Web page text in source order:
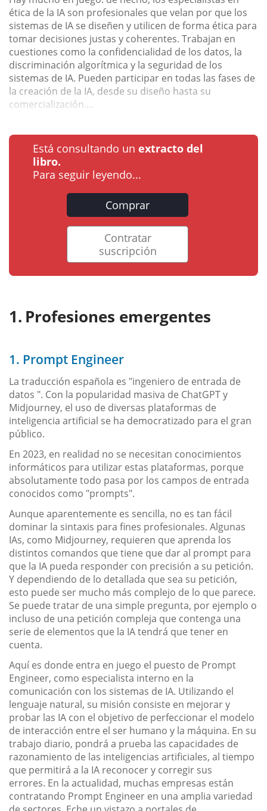
ética de la IA son profesionales que velan por que los
sistemas de IA se diseñen y utilicen de forma ética para
tomar decisiones justas y coherentes. Trabajan en
cuestiones como la confidencialidad de los datos, la
discriminación algorítmica y la seguridad de los
sistemas de IA. Pueden participar en todas las fases de
la creación de la IA, desde su diseño hasta su
comercialización....
Está consultando un extracto del
libro.
Para seguir leyendo...
Comprar
Contratar
suscripción
Profesiones emergentes
1. Prompt Engineer
La traducción española es "ingeniero de entrada de
datos ". Con la popularidad masiva de ChatGPT y
Midjourney, el uso de diversas plataformas de
inteligencia artificial se ha democratizado para el gran
público.
En 2023, en realidad no se necesitan conocimientos
informáticos para utilizar estas plataformas, porque
absolutamente todo pasa por los campos de entrada
conocidos como "prompts".
Aunque aparentemente es sencilla, no es tan fácil
dominar la sintaxis para fines profesionales. Algunas
IAs, como Midjourney, requieren que aprenda los
distintos comandos que tiene que dar al prompt para
que la IA pueda responder con precisión a su petición.
Y dependiendo de lo detallada que sea su petición,
esto puede ser mucho más complejo de lo que parece.
Se puede tratar de una simple pregunta, por ejemplo o
incluso de una petición compleja que contenga una
serie de elementos que la IA tendrá que tener en
cuenta.
Aquí es donde entra en juego el puesto de Prompt
Engineer, como especialista interno en la
comunicación con los sistemas de IA. Utilizando el
lenguaje natural, su misión consiste en mejorar y
probar las IA con el objetivo de perfeccionar el modelo
de interacción entre el ser humano y la máquina. En su
trabajo diario, pondrá a prueba las capacidades de
razonamiento de las inteligencias artificiales, al tiempo
que permitirá a la IA reconocer y corregir sus
errores. En la actualidad, muchas empresas están
contratando Prompt Engineer en una amplia variedad